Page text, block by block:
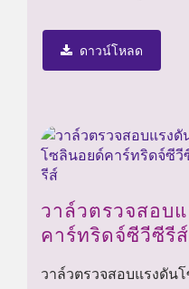
ดาวน์โหลด
วาล์วตรวจสอบ
คาร์ทริดจ์ซีวีซีรีส์
วาล์วตรวจสอบแรงดัน